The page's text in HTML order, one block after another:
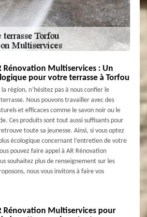
Rénovation Multiservices : Un
pour votre terrasse à Torfou
la région, n’hésitez pas à nous confier le
Nous pouvons travailler avec des
et efficaces comme le savon noir ou le
Ces produits sont tout aussi suffisants pour
toute sa jeunesse. Ainsi, si vous optez
écologique concernant l’entretien de votre
pouvez faire appel à AR Rénovation
souhaitez plus de renseignement sur les
nous vous invitons à faire vos
Rénovation Multiservices pour